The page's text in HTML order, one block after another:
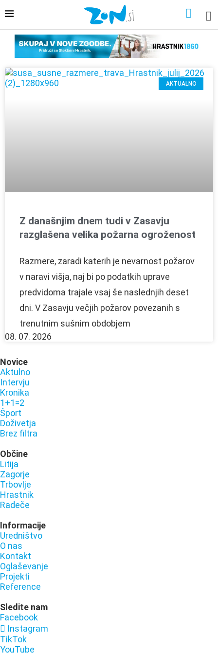
AKTUALNO
Z današnjim dnem tudi v Zasavju
razglašena velika požarna ogroženost
Razmere, zaradi katerih je nevarnost požarov
v naravi višja, naj bi po podatkih uprave
predvidoma trajale vsaj še naslednjih deset
dni. V Zasavju večjih požarov povezanih s
trenutnim sušnim obdobjem
08. 07. 2026
Novice
Aktulno
Intervju
Kronika
1+1=2
Šport
Doživetja
Brez filtra
Občine
Litija
Zagorje
Trbovlje
Hrastnik
Radeče
Informacije
Uredništvo
O nas
Kontakt
Oglaševanje
Projekti
Reference
Sledite nam
Facebook
Instagram
TikTok
YouTube